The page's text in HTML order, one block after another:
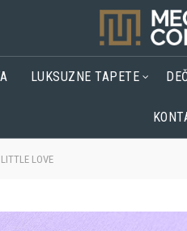
LUKSUZNE TAPETE
LOVE